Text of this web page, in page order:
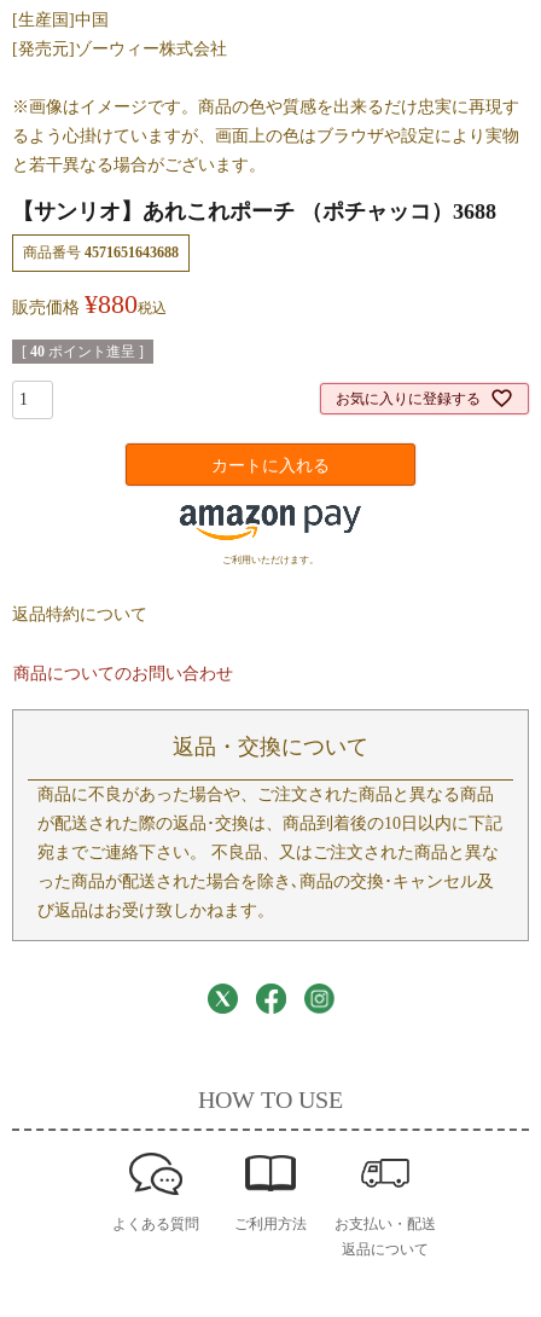
[生産国]中国
[発売元]ゾーウィー株式会社
※画像はイメージです。商品の色や質感を出来るだけ忠実に再現す
るよう心掛けていますが、画面上の色はブラウザや設定により実物
と若干異なる場合がございます。
【サンリオ】あれこれポーチ （ポチャッコ）3688
商品番号 4571651643688
販売価格 ¥880税込
[ 40 ポイント進呈 ]
お気に入りに登録する
カートに入れる
ご利用いただけます。
返品特約について
商品についてのお問い合わせ
返品・交換について
商品に不良があった場合や、ご注文された商品と異なる商品
が配送された際の返品･交換は、商品到着後の10日以内に下記
宛までご連絡下さい。 不良品、又はご注文された商品と異な
った商品が配送された場合を除き､商品の交換･キャンセル及
び返品はお受け致しかねます。
HOW TO USE
よくある質問 ご利用方法
お支払い・配送
返品について